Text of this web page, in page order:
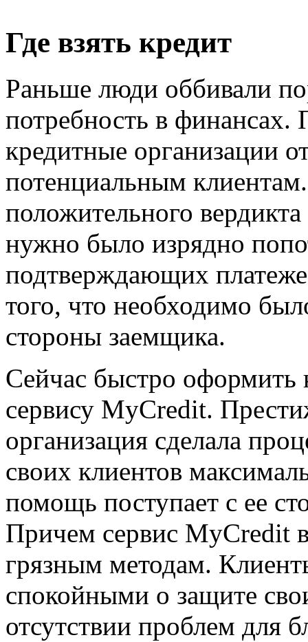
Где взять кредит
Раньше люди оббивали
потребность в
кредитные организации
потенциальным
положительного
нужно было изрядно
подтверждающих
того, что необходимо
стороны заемщика.
Сейчас быстро оформить
сервису MyCredit.
организация сделала
своих клиентов
помощь поступает с ее
Причем сервис MyCredit
грязным методам.
спокойными о защите
отсутствии проблем для